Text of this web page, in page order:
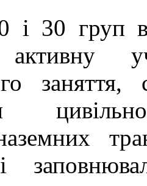
і 30 груп
активну
заняття,